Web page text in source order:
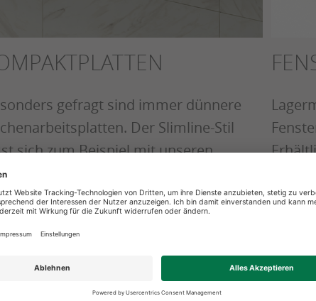
gefragt sind immer dünnere
Der Slimline-Stil
sich zum Beispiel mit unseren
Arbeitsplatten oder
realisieren.
200